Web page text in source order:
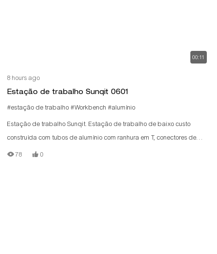
00:11
8 hours ago
Estação de trabalho Sunqit 0601
#estação de trabalho #Workbench #alumínio
Estação de trabalho Sunqit. Estação de trabalho de baixo custo
construída com tubos de alumínio com ranhura em T, conectores de
alumínio, trilhos de roletes de aço e placa de madeira.
78 0